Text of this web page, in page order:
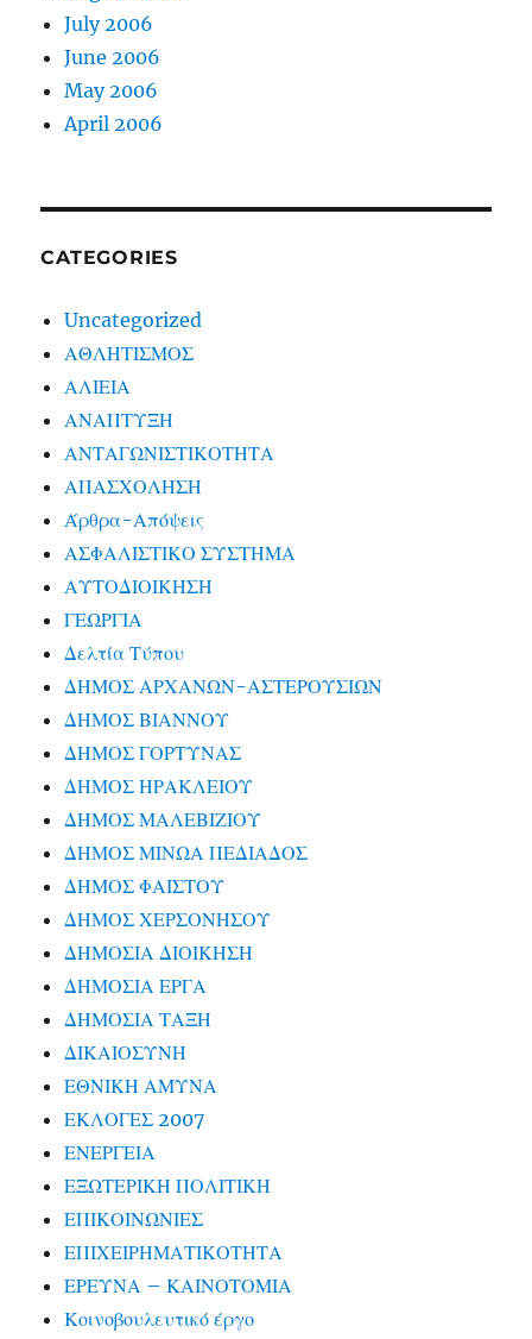
July 2006
June 2006
May 2006
April 2006
CATEGORIES
Uncategorized
ΑΘΛΗΤΙΣΜΟΣ
ΑΛΙΕΙΑ
ΑΝΑΠΤΥΞΗ
ΑΝΤΑΓΩΝΙΣΤΙΚΟΤΗΤΑ
ΑΠΑΣΧΟΛΗΣΗ
Άρθρα-Απόψεις
ΑΣΦΑΛΙΣΤΙΚΟ ΣΥΣΤΗΜΑ
ΑΥΤΟΔΙΟΙΚΗΣΗ
ΓΕΩΡΓΙΑ
Δελτία Τύπου
ΔΗΜΟΣ ΑΡΧΑΝΩΝ-ΑΣΤΕΡΟΥΣΙΩΝ
ΔΗΜΟΣ ΒΙΑΝΝΟΥ
ΔΗΜΟΣ ΓΟΡΤΥΝΑΣ
ΔΗΜΟΣ ΗΡΑΚΛΕΙΟΥ
ΔΗΜΟΣ ΜΑΛΕΒΙΖΙΟΥ
ΔΗΜΟΣ ΜΙΝΩΑ ΠΕΔΙΑΔΟΣ
ΔΗΜΟΣ ΦΑΙΣΤΟΥ
ΔΗΜΟΣ ΧΕΡΣΟΝΗΣΟΥ
ΔΗΜΟΣΙΑ ΔΙΟΙΚΗΣΗ
ΔΗΜΟΣΙΑ ΕΡΓΑ
ΔΗΜΟΣΙΑ ΤΑΞΗ
ΔΙΚΑΙΟΣΥΝΗ
ΕΘΝΙΚΗ ΑΜΥΝΑ
ΕΚΛΟΓΕΣ 2007
ΕΝΕΡΓΕΙΑ
ΕΞΩΤΕΡΙΚΗ ΠΟΛΙΤΙΚΗ
ΕΠΙΚΟΙΝΩΝΙΕΣ
ΕΠΙΧΕΙΡΗΜΑΤΙΚΟΤΗΤΑ
ΕΡΕΥΝΑ – ΚΑΙΝΟΤΟΜΙΑ
Κοινοβουλευτικό έργο